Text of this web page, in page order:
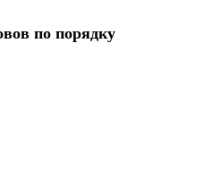
по порядку